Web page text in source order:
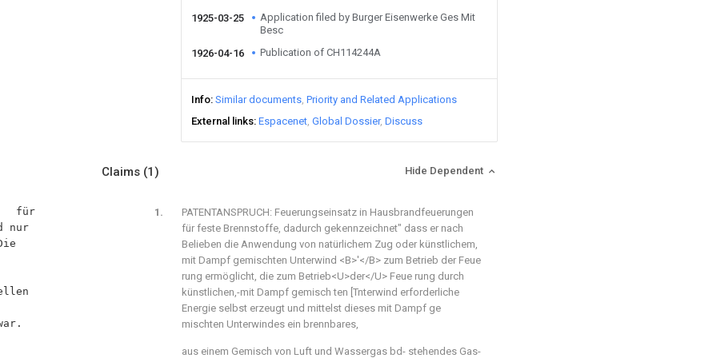
1925-03-25
Application filed by Burger Eisenwerke Ges Mit
Besc
1926-04-16
Publication of CH114244A
Info Similar documents Priority and Related Applications
External links Espacenet Global Dossier Discuss
Claims (1) Hide Dependent
PATENTANSPRUCH: Feuerungseinsatz in Hausbrandfeuerungen
für feste Brennstoffe, dadurch gekennzeichnet" dass er nach
Belieben die Anwendung von natürlichem Zug oder künstlichem,
mit Dampf gemischten Unterwind <B>'</B> zum Betrieb der Feue
rung ermöglicht, die zum Betrieb<U>der</U> Feue rung durch
künstlichen,-mit Dampf gemisch ten [Tnterwind erforderliche
Energie selbst erzeugt und mittelst dieses mit Dampf ge
mischten Unterwindes ein brennbares,
aus einem Gemisch von Luft und Wassergas bd- stehendes Gas-